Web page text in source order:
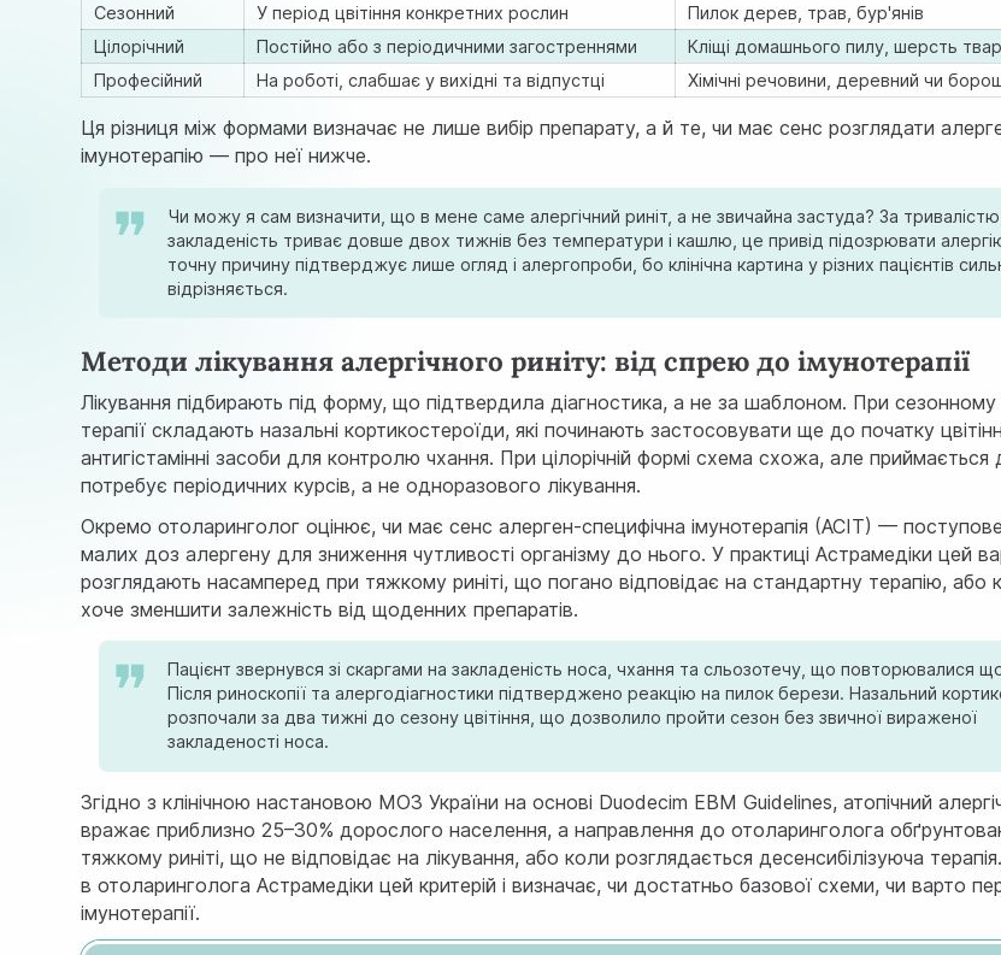
Сезонний
У період цвітіння конкретних рослин
Пилок дерев, трав, бур'янів
Цілорічний
Постійно або з періодичними загостреннями
Кліщі домашнього пилу, шерсть
Професійний
На роботі, слабшає у вихідні та відпустці Хімічні речовини, деревний чи
Ця різниця між формами визначає не лише вибір препарату, а й те, чи має сенс розглядати
імунотерапію — про неї нижче.
Чи можу я сам визначити, що в мене саме алергічний риніт, а не звичайна застуда? За
закладеність триває довше двох тижнів без температури і кашлю, це привід підозрювати
точну причину підтверджує лише огляд і алергопроби, бо клінічна картина у різних пацієнтів
відрізняється.
Методи лікування алергічного риніту: від спрею до імунотерапії
Лікування підбирають під форму, що підтвердила діагностика, а не за шаблоном. При сезонному
терапії складають назальні кортикостероїди, які починають застосовувати ще до початку
антигістамінні засоби для контролю чхання. При цілорічній формі схема схожа, але приймається
потребує періодичних курсів, а не одноразового лікування.
Окремо отоларинголог оцінює, чи має сенс алерген-специфічна імунотерапія (АСІТ) —
малих доз алергену для зниження чутливості організму до нього. У практиці Астрамедіки цей
розглядають насамперед при тяжкому риніті, що погано відповідає на стандартну терапію, або
хоче зменшити залежність від щоденних препаратів.
Пацієнт звернувся зі скаргами на закладеність носа, чхання та сльозотечу, що повторювалися
Після риноскопії та алергодіагностики підтверджено реакцію на пилок берези. Назальний
розпочали за два тижні до сезону цвітіння, що дозволило пройти сезон без звичної вираженої
закладеності носа.
Згідно з клінічною настановою МОЗ України на основі Duodecim EBM Guidelines, атопічний
вражає приблизно25–30% дорослого населення, а направлення до отоларинголога
тяжкому риніті, що не відповідає на лікування, або коли розглядається десенсибілізуюча
вотоларинголога Астрамедіки цей критерій і визначає, чи достатньо базової схеми, чи варто
імунотерапії.